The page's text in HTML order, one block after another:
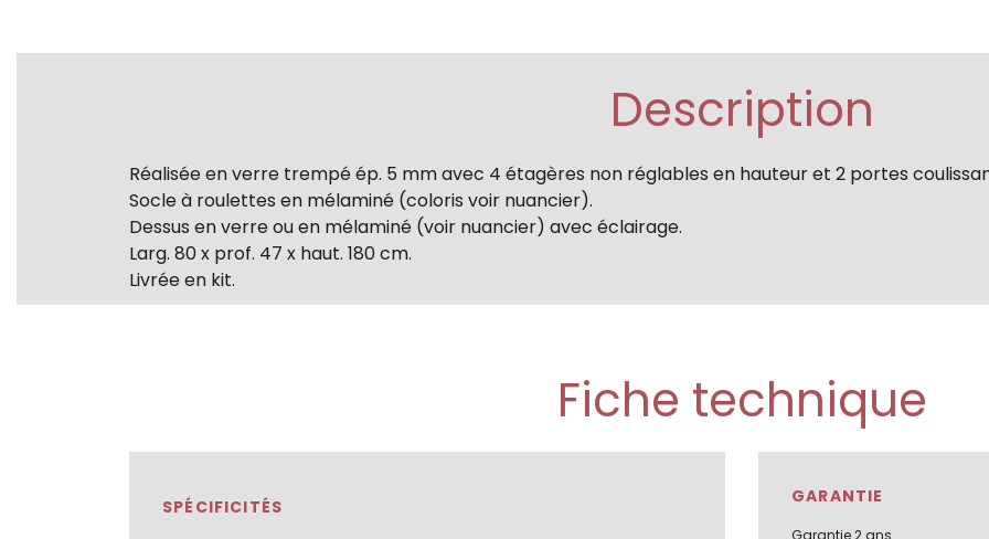
Description
Réalisée en verre trempé ép. 5 mm avec 4 étagères non réglables en hauteur et 2 portes
Socle à roulettes en mélaminé (coloris voir nuancier).
Dessus en verre ou en mélaminé (voir nuancier) avec éclairage.
Larg. 80 x prof. 47 x haut. 180 cm.
Livrée en kit.
Fiche technique
SPÉCIFICITÉS GARANTIE
Garantie 2 ans